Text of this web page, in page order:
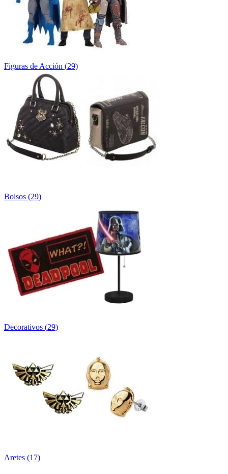
Figuras de Acción (29)
Bolsos (29)
Decorativos (29)
Aretes (17)